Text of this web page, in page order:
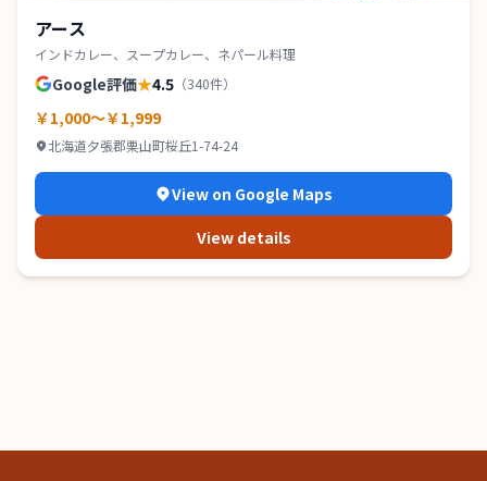
アース
インドカレー、スープカレー、ネパール料理
Google評価★4.5 （340件）
￥1,000～￥1,999
北海道夕張郡栗山町桜丘1-74-24
View on Google Maps
View details